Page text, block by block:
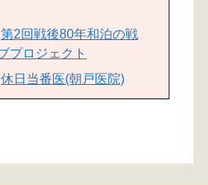
第2回戦後80年和泊の戦
プロジェクト
休日当番医(朝戸医院)